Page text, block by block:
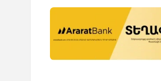
по рейтингам
IDBank